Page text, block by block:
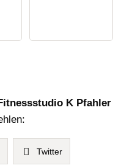
K Pfahler
Twitter